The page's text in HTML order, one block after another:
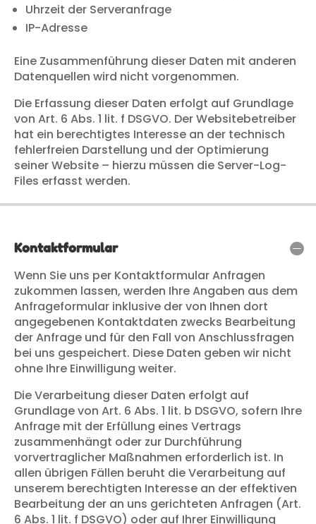
Uhrzeit der Serveranfrage
IP-Adresse
Eine Zusammenführung dieser Daten mit anderen
Datenquellen wird nicht vorgenommen.
Die Erfassung dieser Daten erfolgt auf Grundlage
von Art. 6 Abs. 1 lit. f DSGVO. Der Websitebetreiber
hat ein berechtigtes Interesse an der technisch
fehlerfreien Darstellung und der Optimierung
seiner Website – hierzu müssen die Server-Log-
Files erfasst werden.
Kontaktformular
Wenn Sie uns per Kontaktformular Anfragen
zukommen lassen, werden Ihre Angaben aus dem
Anfrageformular inklusive der von Ihnen dort
angegebenen Kontaktdaten zwecks Bearbeitung
der Anfrage und für den Fall von Anschlussfragen
bei uns gespeichert. Diese Daten geben wir nicht
ohne Ihre Einwilligung weiter.
Die Verarbeitung dieser Daten erfolgt auf
Grundlage von Art. 6 Abs. 1 lit. b DSGVO, sofern Ihre
Anfrage mit der Erfüllung eines Vertrags
zusammenhängt oder zur Durchführung
vorvertraglicher Maßnahmen erforderlich ist. In
allen übrigen Fällen beruht die Verarbeitung auf
unserem berechtigten Interesse an der effektiven
Bearbeitung der an uns gerichteten Anfragen (Art.
6 Abs. 1 lit. f DSGVO) oder auf Ihrer Einwilligung